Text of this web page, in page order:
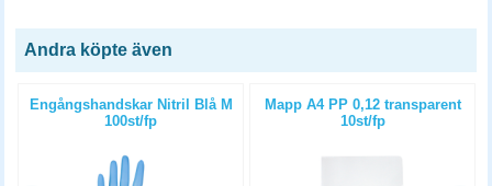
Andra köpte även
Engångshandskar Nitril Blå M
100st/fp
Mapp A4 PP 0,12 transparent
10st/fp